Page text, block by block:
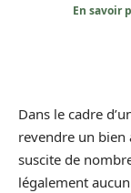
En savoir
Dans le cadre
revendre un
suscite de
légalement